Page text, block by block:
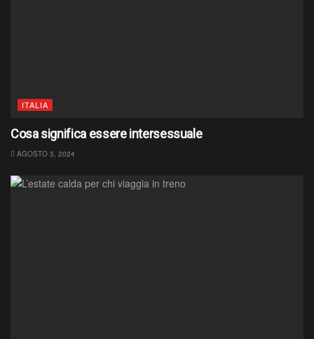
ITALIA
Cosa significa essere intersessuale
AGOSTO 3, 2024